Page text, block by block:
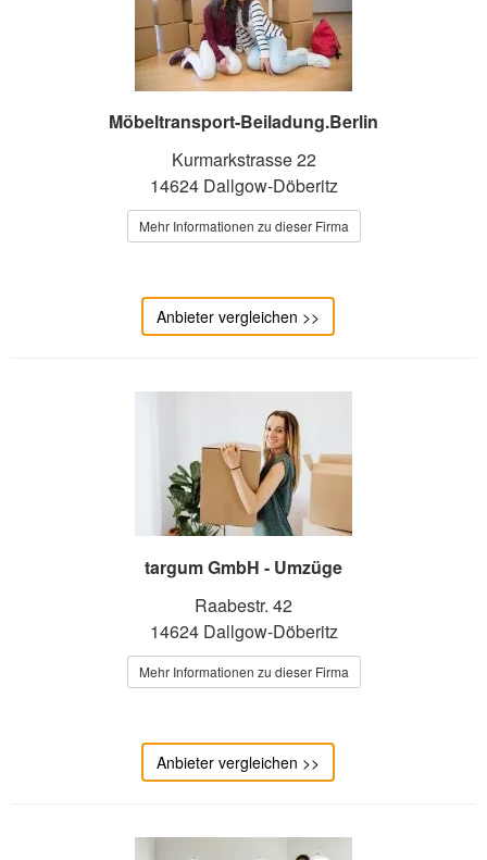
Möbeltransport-Beiladung.Berlin
Kurmarkstrasse 22
14624 Dallgow-Döberitz
Mehr Informationen zu dieser Firma
Anbieter vergleichen >>
targum GmbH - Umzüge
Raabestr. 42
14624 Dallgow-Döberitz
Mehr Informationen zu dieser Firma
Anbieter vergleichen >>